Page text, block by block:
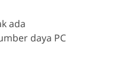
ada
daya PC